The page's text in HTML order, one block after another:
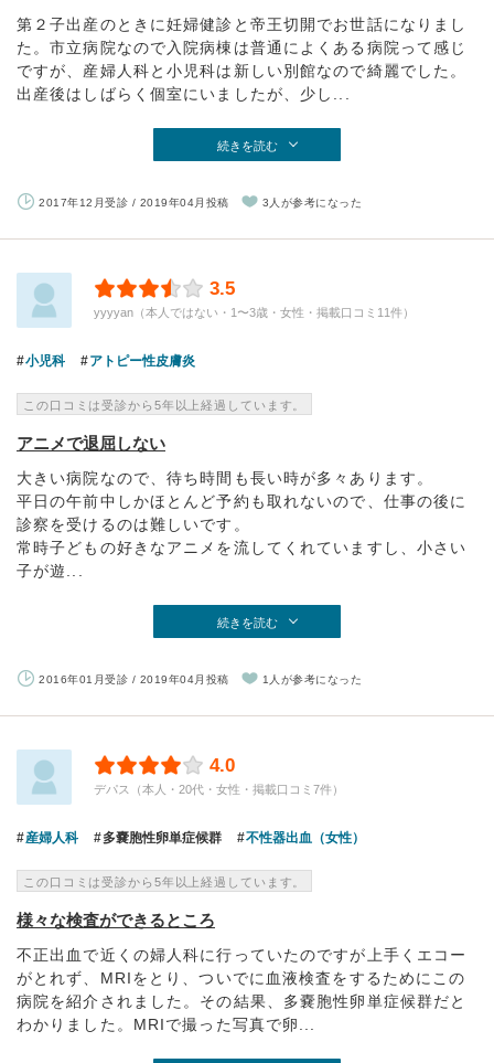
第２子出産のときに妊婦健診と帝王切開でお世話になりまし
た。市立病院なので入院病棟は普通によくある病院って感じ
ですが、産婦人科と小児科は新しい別館なので綺麗でした。
出産後はしばらく個室にいましたが、少し...
続きを読む
2017年12月受診 / 2019年04月投稿 3人が参考になった
3.5
yyyyan（本人ではない・1〜3歳・女性・掲載口コミ11件）
小児科 アトピー性皮膚炎
この口コミは受診から5年以上経過しています。
アニメで退屈しない
大きい病院なので、待ち時間も長い時が多々あります。
平日の午前中しかほとんど予約も取れないので、仕事の後に
診察を受けるのは難しいです。
常時子どもの好きなアニメを流してくれていますし、小さい
子が遊...
続きを読む
2016年01月受診 / 2019年04月投稿 1人が参考になった
4.0
デパス（本人・20代・女性・掲載口コミ7件）
産婦人科 多嚢胞性卵単症候群 不性器出血（女性）
この口コミは受診から5年以上経過しています。
様々な検査ができるところ
不正出血で近くの婦人科に行っていたのですが上手くエコー
がとれず、MRIをとり、ついでに血液検査をするためにこの
病院を紹介されました。その結果、多嚢胞性卵単症候群だと
わかりました。MRIで撮った写真で卵...